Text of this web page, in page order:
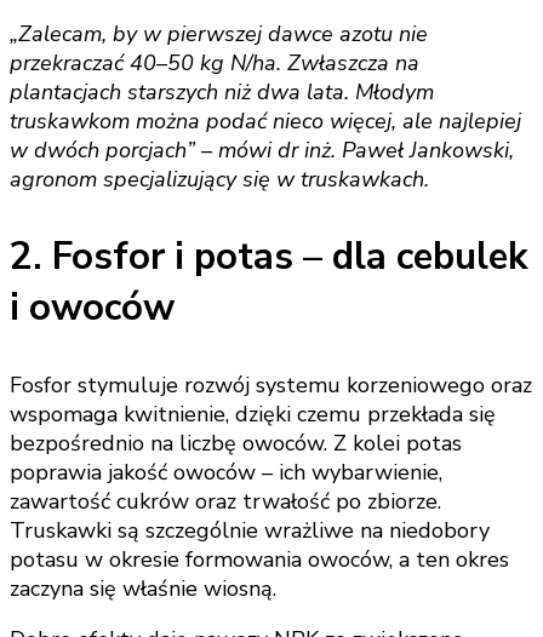
„Zalecam, by w pierwszej dawce azotu nie
przekraczać 40–50 kg N/ha. Zwłaszcza na
plantacjach starszych niż dwa lata. Młodym
truskawkom można podać nieco więcej, ale najlepiej
w dwóch porcjach” – mówi dr inż. Paweł Jankowski,
agronom specjalizujący się w truskawkach.
2. Fosfor i potas – dla cebulek
i owoców
Fosfor stymuluje rozwój systemu korzeniowego oraz
wspomaga kwitnienie, dzięki czemu przekłada się
bezpośrednio na liczbę owoców. Z kolei potas
poprawia jakość owoców – ich wybarwienie,
zawartość cukrów oraz trwałość po zbiorze.
Truskawki są szczególnie wrażliwe na niedobory
potasu w okresie formowania owoców, a ten okres
zaczyna się właśnie wiosną.